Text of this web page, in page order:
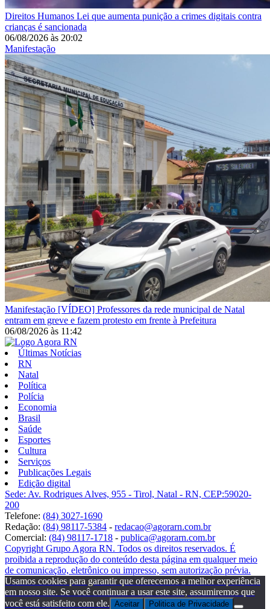
Direitos Humanos Lei que aumenta punição a crimes digitais contra
crianças é sancionada
06/08/2026 às 20:02
Manifestação
Manifestação [VÍDEO] Professores da rede municipal de Natal
entram em greve e fazem protesto em frente à Prefeitura
06/08/2026 às 11:42
Últimas Notícias
RN
Natal
Política
Polícia
Economia
Brasil
Saúde
Esportes
Cultura
Serviços
Publicações Legais
Edição digital
Sede: Av. Rodrigues Alves, 955 - Tirol, Natal - RN, CEP:59020-
200
Telefone: (84) 3027-1690
Redação: (84) 98117-5384 - redacao@agorarn.com.br
Comercial: (84) 98117-1718 - publica@agorarn.com.br
Copyright Grupo Agora RN. Todos os direitos reservados. É
proibida a reprodução do conteúdo desta página em qualquer meio
de comunicação, eletrônico ou impresso, sem autorização prévia.
Usamos cookies para garantir que oferecemos a melhor experiência
em nosso site. Se você continuar a usar este site, assumiremos que
você está satisfeito com ele. Aceitar Politica de Privacidade